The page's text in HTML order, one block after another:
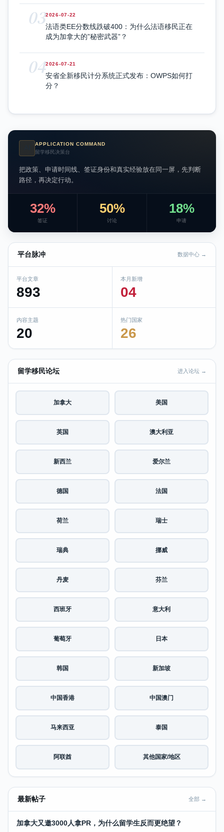
032026-07-22
法语类EE分数线跌破400：为什么法语移民正在
成为加拿大的”秘密武器”？
042026-07-21
安省全新移民计分系统正式发布：OWPS如何打
分？
APPLICATION COMMAND
留学移民决策台
把政策、申请时间线、签证身份和真实经验放在同一屏，先判断
路径，再决定行动。
32%
签证
50%
讨论
18%
申请
平台脉冲 数据中心 →
平台文章
893
本月新增
04
内容主题
20
热门国家
26
留学移民论坛 进入论坛 →
加拿大 美国
英国 澳大利亚
新西兰 爱尔兰
德国 法国
荷兰 瑞士
瑞典 挪威
丹麦 芬兰
西班牙 意大利
葡萄牙 日本
韩国 新加坡
中国香港 中国澳门
马来西亚 泰国
阿联酋 其他国家/地区
最新帖子 全部 →
加拿大又邀3000人拿PR，为什么留学生反而更绝望？